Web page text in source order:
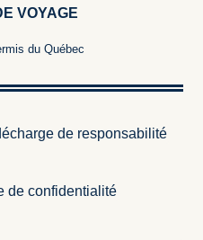
VOYAGE
du Québec
de responsabilité
de confidentialité